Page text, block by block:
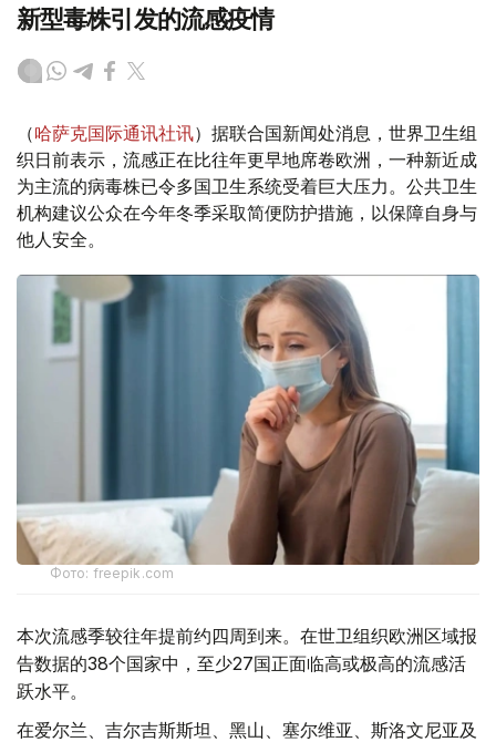
新型毒株引发的流感疫情
（哈萨克国际通讯社讯）据联合国新闻处消息，世界卫生组
织日前表示，流感正在比往年更早地席卷欧洲，一种新近成
为主流的病毒株已令多国卫生系统受着巨大压力。公共卫生
机构建议公众在今年冬季采取简便防护措施，以保障自身与
他人安全。
Фото: freepik.com
本次流感季较往年提前约四周到来。在世卫组织欧洲区域报
告数据的38个国家中，至少27国正面临高或极高的流感活
跃水平。
在爱尔兰、吉尔吉斯斯坦、黑山、塞尔维亚、斯洛文尼亚及